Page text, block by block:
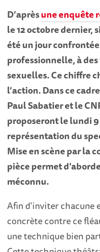
D’aprèsune enquête
le 12 octobre dernier,
été un jour
professionnelle, à
sexuelles. Ce chiffre
l’action. Dans ce
Paul Sabatier et le
proposeront le lundi
représentation du
Mise en scène par la
pièce permet
méconnu.
Afin d'inviter chacune
concrète contre ce
une technique bien